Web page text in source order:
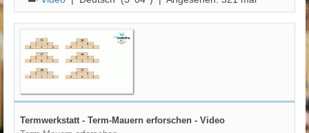
Termwerkstatt - Term-Mauern erforschen - Video